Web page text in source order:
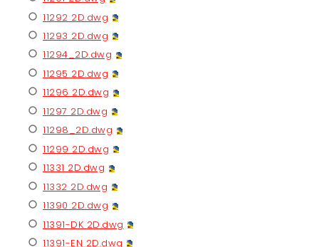
11292 2D.dwg
11293 2D.dwg
11294_2D.dwg
11295 2D.dwg
11296 2D.dwg
11297 2D.dwg
11298_2D.dwg
11299 2D.dwg
11331 2D.dwg
11332 2D.dwg
11390 2D.dwg
11391-DK 2D.dwg
11391-EN 2D.dwg